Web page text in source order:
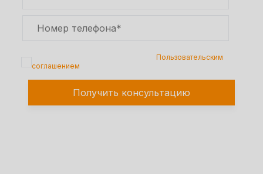
Пользовательским
соглашением
Получить консультацию